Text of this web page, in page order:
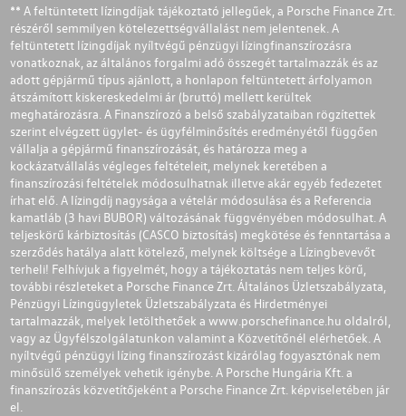
** A feltüntetett lízingdíjak tájékoztató jellegűek, a Porsche Finance Zrt.
részéről semmilyen kötelezettségvállalást nem jelentenek. A
feltüntetett lízingdíjak nyíltvégű pénzügyi lízingfinanszírozásra
vonatkoznak, az általános forgalmi adó összegét tartalmazzák és az
adott gépjármű típus ajánlott, a honlapon feltüntetett árfolyamon
átszámított kiskereskedelmi ár (bruttó) mellett kerültek
meghatározásra. A Finanszírozó a belső szabályzataiban rögzítettek
szerint elvégzett ügylet- és ügyfélminősítés eredményétől függően
vállalja a gépjármű finanszírozását, és határozza meg a
kockázatvállalás végleges feltételeit, melynek keretében a
finanszírozási feltételek módosulhatnak illetve akár egyéb fedezetet
írhat elő. A lízingdíj nagysága a vételár módosulása és a Referencia
kamatláb (3 havi BUBOR) változásának függvényében módosulhat. A
teljeskörű kárbiztosítás (CASCO biztosítás) megkötése és fenntartása a
szerződés hatálya alatt kötelező, melynek költsége a Lízingbevevőt
terheli! Felhívjuk a figyelmét, hogy a tájékoztatás nem teljes körű,
további részleteket a Porsche Finance Zrt. Általános Üzletszabályzata,
Pénzügyi Lízingügyletek Üzletszabályzata és Hirdetményei
tartalmazzák, melyek letölthetőek a www.porschefinance.hu oldalról,
vagy az Ügyfélszolgálatunkon valamint a Közvetítőnél elérhetőek. A
nyíltvégű pénzügyi lízing finanszírozást kizárólag fogyasztónak nem
minősülő személyek vehetik igénybe. A Porsche Hungária Kft. a
finanszírozás közvetítőjeként a Porsche Finance Zrt. képviseletében jár
el.